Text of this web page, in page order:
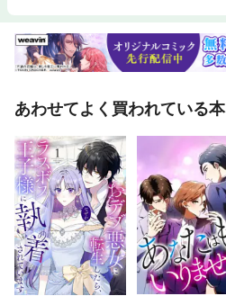
あわせてよく買われている本